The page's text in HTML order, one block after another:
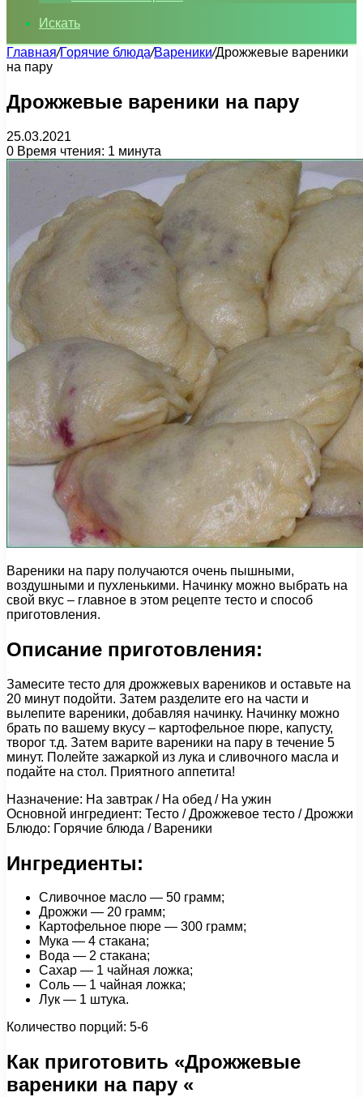
Искать
Главная/Горячие блюда/Вареники/Дрожжевые вареники
на пару
Дрожжевые вареники на пару
25.03.2021
0 Время чтения: 1 минута
Вареники на пару получаются очень пышными,
воздушными и пухленькими. Начинку можно выбрать на
свой вкус – главное в этом рецепте тесто и способ
приготовления.
Описание приготовления:
Замесите тесто для дрожжевых вареников и оставьте на
20 минут подойти. Затем разделите его на части и
вылепите вареники, добавляя начинку. Начинку можно
брать по вашему вкусу – картофельное пюре, капусту,
творог т.д. Затем варите вареники на пару в течение 5
минут. Полейте зажаркой из лука и сливочного масла и
подайте на стол. Приятного аппетита!
Назначение: На завтрак / На обед / На ужин
Основной ингредиент: Тесто / Дрожжевое тесто / Дрожжи
Блюдо: Горячие блюда / Вареники
Ингредиенты:
Сливочное масло — 50 грамм;
Дрожжи — 20 грамм;
Картофельное пюре — 300 грамм;
Мука — 4 стакана;
Вода — 2 стакана;
Сахар — 1 чайная ложка;
Соль — 1 чайная ложка;
Лук — 1 штука.
Количество порций: 5-6
Как приготовить «Дрожжевые
вареники на пару «